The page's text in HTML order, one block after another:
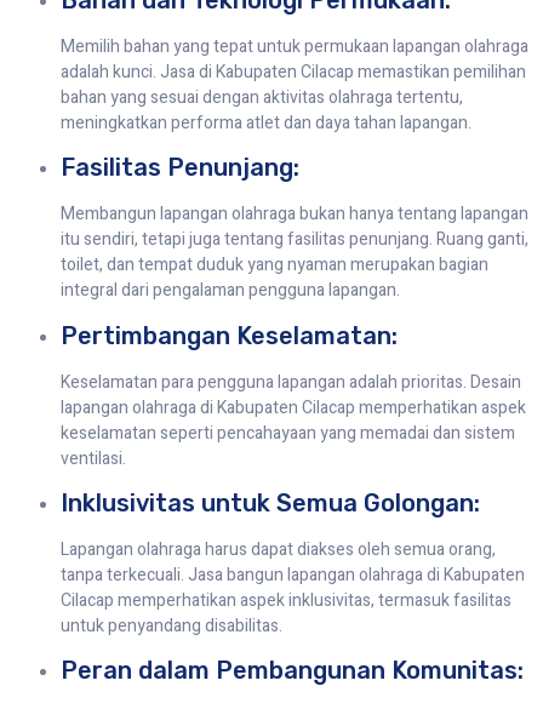
Memilih bahan yang tepat untuk permukaan lapangan olahraga
adalah kunci. Jasa di Kabupaten Cilacap memastikan pemilihan
bahan yang sesuai dengan aktivitas olahraga tertentu,
meningkatkan performa atlet dan daya tahan lapangan.
Fasilitas Penunjang:
Membangun lapangan olahraga bukan hanya tentang lapangan
itu sendiri, tetapi juga tentang fasilitas penunjang. Ruang ganti,
toilet, dan tempat duduk yang nyaman merupakan bagian
integral dari pengalaman pengguna lapangan.
Pertimbangan Keselamatan:
Keselamatan para pengguna lapangan adalah prioritas. Desain
lapangan olahraga di Kabupaten Cilacap memperhatikan aspek
keselamatan seperti pencahayaan yang memadai dan sistem
ventilasi.
Inklusivitas untuk Semua Golongan:
Lapangan olahraga harus dapat diakses oleh semua orang,
tanpa terkecuali. Jasa bangun lapangan olahraga di Kabupaten
Cilacap memperhatikan aspek inklusivitas, termasuk fasilitas
untuk penyandang disabilitas.
Peran dalam Pembangunan Komunitas: